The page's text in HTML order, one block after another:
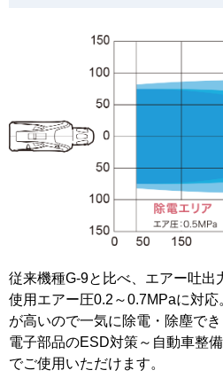
従来機種G-9と比べ、エアー吐出
使用エアー圧0.2～0.7MPaに対応
が高いので一気に除電・除塵でき
電子部品のESD対策～自動車整
でご使用いただけます。